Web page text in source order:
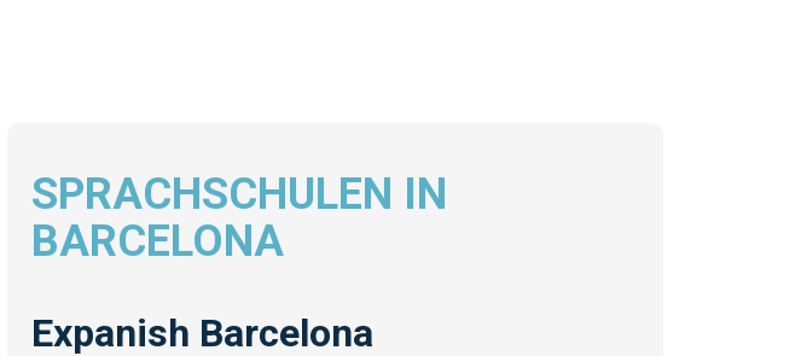
SPRACHSCHULEN IN
BARCELONA
Expanish Barcelona